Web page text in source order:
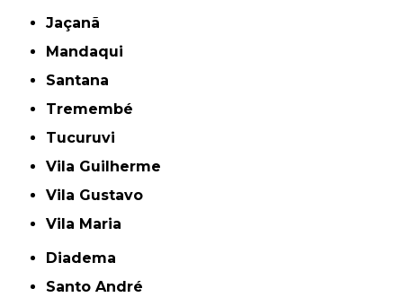
Jaçanã
Mandaqui
Santana
Tremembé
Tucuruvi
Vila Guilherme
Vila Gustavo
Vila Maria
Diadema
Santo André